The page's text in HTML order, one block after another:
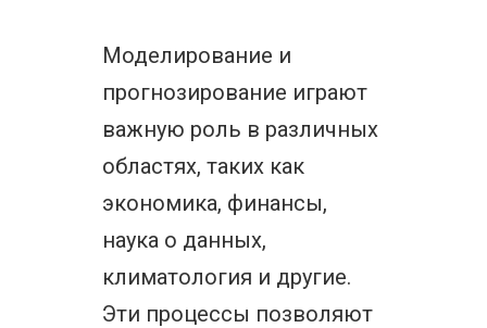
Моделирование и
прогнозирование играют
важную роль в различных
областях, таких как
экономика, финансы,
наука о данных,
климатология и другие.
Эти процессы позволяют